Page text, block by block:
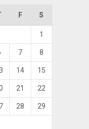
F S
1
7 8
14 15
21 22
28 29